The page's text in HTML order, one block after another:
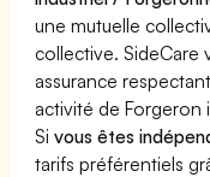
une mutuelle
collective. SideCare
assurance
activité de Forgeron
Sivous êtes
tarifs préférentiels